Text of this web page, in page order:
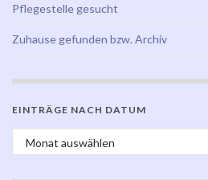
Pflegestelle gesucht
Zuhause gefunden bzw. Archiv
EINTRÄGE NACH DATUM
Einträge nach Datum